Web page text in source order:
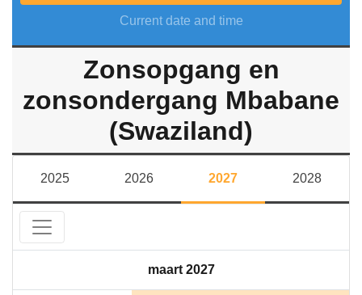
Current date and time
Zonsopgang en
zonsondergang Mbabane
(Swaziland)
2025 2026 2027 2028
maart 2027